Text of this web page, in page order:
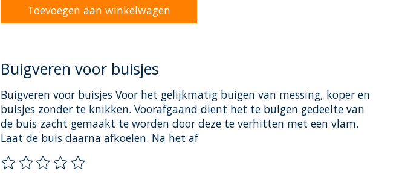
Toevoegen aan winkelwagen
Buigveren voor buisjes
Buigveren voor buisjes Voor het gelijkmatig buigen van messing, koper en
buisjes zonder te knikken. Voorafgaand dient het te buigen gedeelte van
de buis zacht gemaakt te worden door deze te verhitten met een vlam.
Laat de buis daarna afkoelen. Na het af
De beoordeling van dit product is